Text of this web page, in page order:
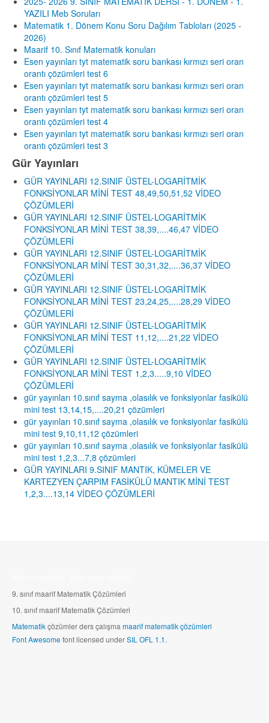
YAZILI Meb Soruları
Matematik 1. Dönem Konu Soru Dağılım Tabloları (2025 -
2026)
Maarif 10. Sınıf Matematik konuları
Esen yayınları tyt matematik soru bankası kırmızı seri oran
orantı çözümleri test 6
Esen yayınları tyt matematik soru bankası kırmızı seri oran
orantı çözümleri test 5
Esen yayınları tyt matematik soru bankası kırmızı seri oran
orantı çözümleri test 4
Esen yayınları tyt matematik soru bankası kırmızı seri oran
orantı çözümleri test 3
Gür Yayınları
GÜR YAYINLARI 12.SINIF ÜSTEL-LOGARİTMİK
FONKSİYONLAR MİNİ TEST 48,49,50,51,52 VİDEO
ÇÖZÜMLERİ
GÜR YAYINLARI 12.SINIF ÜSTEL-LOGARİTMİK
FONKSİYONLAR MİNİ TEST 38,39,....46,47 VİDEO
ÇÖZÜMLERİ
GÜR YAYINLARI 12.SINIF ÜSTEL-LOGARİTMİK
FONKSİYONLAR MİNİ TEST 30,31,32,....36,37 VİDEO
ÇÖZÜMLERİ
GÜR YAYINLARI 12.SINIF ÜSTEL-LOGARİTMİK
FONKSİYONLAR MİNİ TEST 23,24,25,....28,29 VİDEO
ÇÖZÜMLERİ
GÜR YAYINLARI 12.SINIF ÜSTEL-LOGARİTMİK
FONKSİYONLAR MİNİ TEST 11,12,....21,22 VİDEO
ÇÖZÜMLERİ
GÜR YAYINLARI 12.SINIF ÜSTEL-LOGARİTMİK
FONKSİYONLAR MİNİ TEST 1,2,3.....9,10 VİDEO
ÇÖZÜMLERİ
gür yayınları 10.sınıf sayma ,olasılık ve fonksiyonlar fasikülü
mini test 13,14,15,....20,21 çözümleri
gür yayınları 10.sınıf sayma ,olasılık ve fonksiyonlar fasikülü
mini test 9,10,11,12 çözümleri
gür yayınları 10.sınıf sayma ,olasılık ve fonksiyonlar fasikülü
mini test 1,2,3...7,8 çözümleri
GÜR YAYINLARI 9.SINIF MANTIK, KÜMELER VE
KARTEZYEN ÇARPIM FASİKÜLÜ MANTIK MİNİ TEST
1,2,3....13,14 VİDEO ÇÖZÜMLERİ
9. sınıf maarif Matematik Çözümleri
10. sınıf maarif Matematik Çözümleri
Matematikçözümler ders çalışma maarif matematik çözümleri
Font Awesomefont licensed underSIL OFL 1.1.